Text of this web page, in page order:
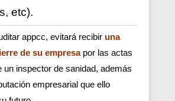
etc).
appcc, evitará recibir una
de su empresa por las actas
un inspector de sanidad, además
empresarial que ello